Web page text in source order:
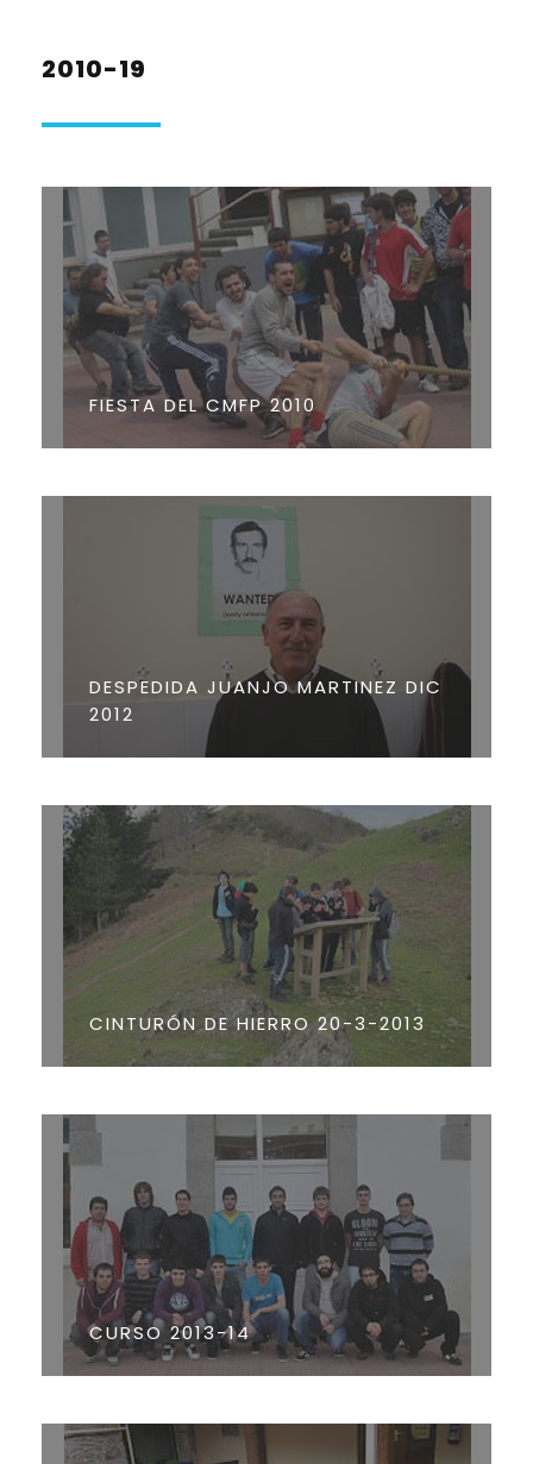
2010-19
FIESTA DEL CMFP 2010
DESPEDIDA JUANJO MARTINEZ DIC
2012
CINTURÓN DE HIERRO 20-3-2013
CURSO 2013-14